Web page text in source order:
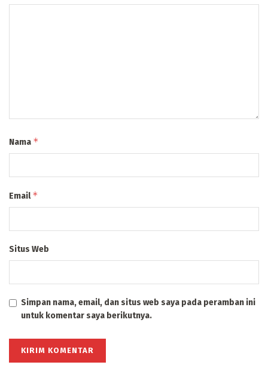
Nama *
Email*
Situs Web
Simpan nama, email, dan situs web saya pada peramban ini
untuk komentar saya berikutnya.